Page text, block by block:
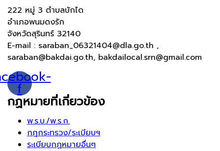
222 หมู่ 3 ตำบลบักได
อำเภอพนมดงรัก
จังหวัดสุรินทร์ 32140
E-mail : saraban_06321404@dla.go.th ,
saraban@bakdai.go.th, bakdailocal.srn@gmail.com
f
กฏหมายที่เกี่ยวข้อง
พ.ร.บ./พ.ร.ก.
กฎกระทรวง/ระเบียบฯ
ระเบียบกฏหมายอื่นๆ